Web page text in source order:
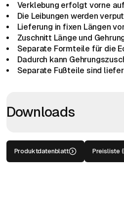
Verklebung erfolgt vorne
Die Leibungen werden
Lieferung in fixen Längen
Zuschnitt Länge und
Separate Formteile für die
Dadurch kann
Separate Fußteile sind
Downloads
Produktdatenblatt Preisliste